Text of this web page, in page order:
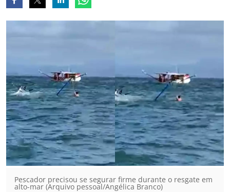
Pescador precisou se segurar firme durante o resgate em
alto-mar (Arquivo pessoal/Angélica Branco)